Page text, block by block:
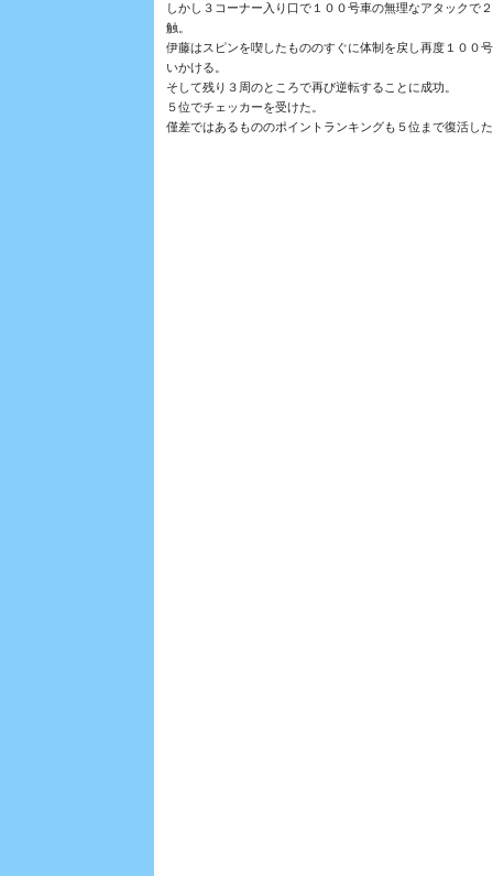
しかし３コーナー入り口で１００号車の無理なアタックで
触。
伊藤はスピンを喫したもののすぐに体制を戻し再度１００
いかける。
そして残り３周のところで再び逆転することに成功。
５位でチェッカーを受けた。
僅差ではあるもののポイントランキングも５位まで復活し